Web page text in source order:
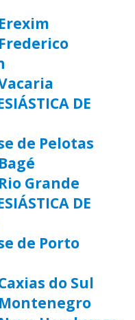
DE
de Pelotas
Grande
DE
de Porto
do Sul